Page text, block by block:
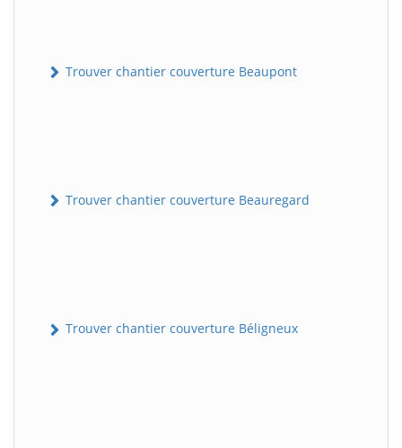
Trouver chantier couverture Beaupont
Trouver chantier couverture Beauregard
Trouver chantier couverture Béligneux